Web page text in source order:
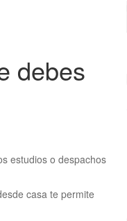
debes
estudios o despachos
casa te permite